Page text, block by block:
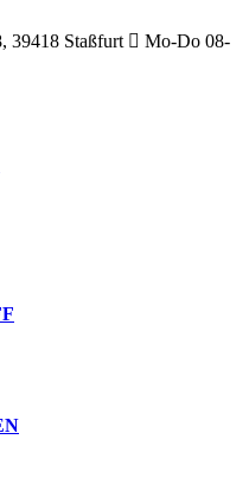
39418 Staßfurt
Mo-Do 08-